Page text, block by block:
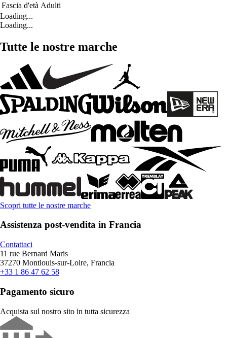
Fascia d'età Adulti
Loading...
Loading...
Tutte le nostre marche
Scopri tutte le nostre marche
Assistenza post-vendita in Francia
Contattaci
11 rue Bernard Maris
37270 Montlouis-sur-Loire, Francia
+33 1 86 47 62 58
Pagamento sicuro
Acquista sul nostro sito in tutta sicurezza